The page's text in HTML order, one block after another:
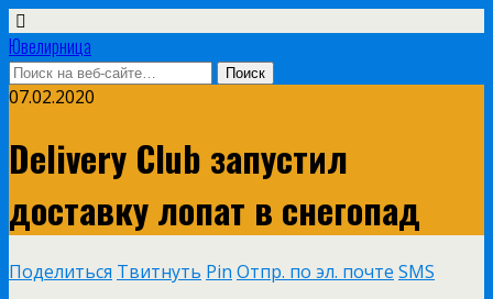
Ювелирница
07.02.2020
Delivery Club запустил
доставку лопат в снегопад
Поделиться Твитнуть Pin Отпр. по эл. почте SMS